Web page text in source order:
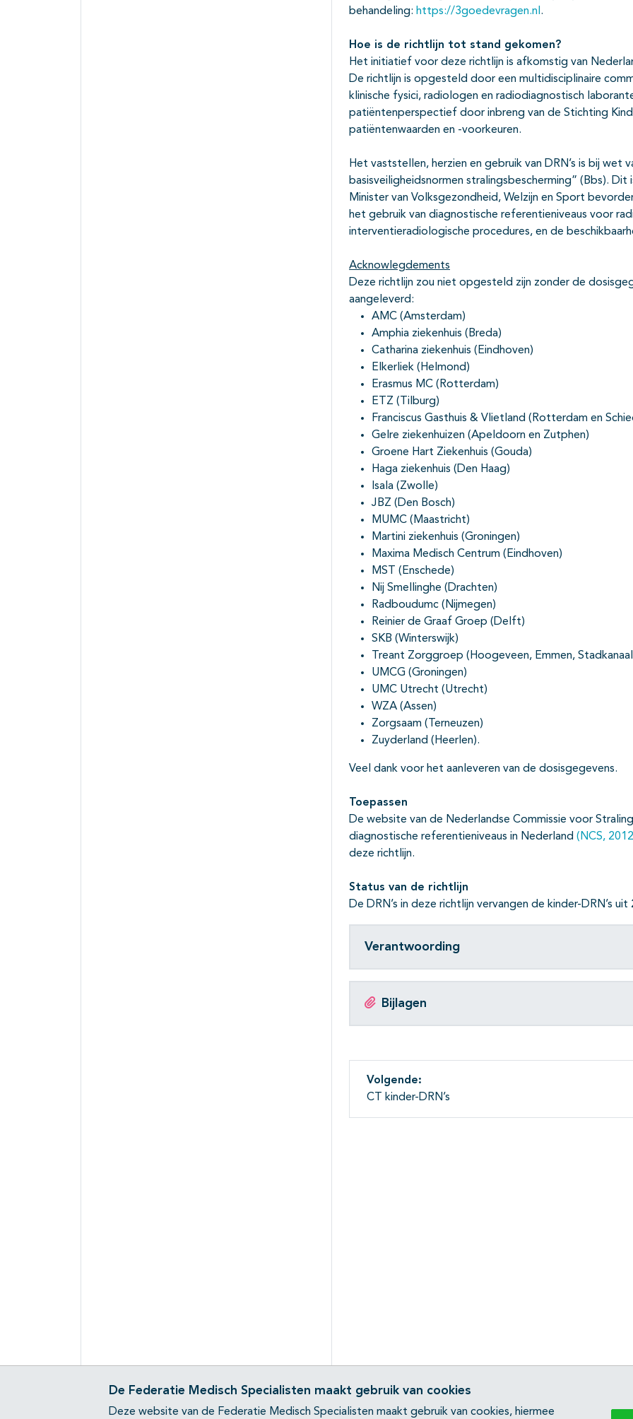
behandeling: https://3goedevragen.nl.
Hoe is de richtlijn tot stand gekomen?
Het initiatief voor deze richtlijn is afkomstig van
De richtlijn is opgesteld door een multidisciplinaire
klinische fysici, radiologen en radiodiagnostisch
patiëntenperspectief door inbreng van de Stichting Kind
patiëntenwaarden en -voorkeuren.
Het vaststellen, herzien en gebruik van DRN’s is bij wet
basisveiligheidsnormen stralingsbescherming” (Bbs). Dit
Minister van Volksgezondheid, Welzijn en Sport
het gebruik van diagnostische referentieniveaus voor
interventieradiologische procedures, en de
Acknowlegdements
Deze richtlijn zou niet opgesteld zijn zonder de
aangeleverd:
AMC (Amsterdam)
Amphia ziekenhuis (Breda)
Catharina ziekenhuis (Eindhoven)
Elkerliek (Helmond)
Erasmus MC (Rotterdam)
ETZ (Tilburg)
Franciscus Gasthuis & Vlietland (Rotterdam en
Gelre ziekenhuizen (Apeldoorn en Zutphen)
Groene Hart Ziekenhuis (Gouda)
Haga ziekenhuis (Den Haag)
Isala (Zwolle)
JBZ (Den Bosch)
MUMC (Maastricht)
Martini ziekenhuis (Groningen)
Maxima Medisch Centrum (Eindhoven)
MST (Enschede)
Nij Smellinghe (Drachten)
Radboudumc (Nijmegen)
Reinier de Graaf Groep (Delft)
SKB (Winterswijk)
Treant Zorggroep (Hoogeveen, Emmen,
UMCG (Groningen)
UMC Utrecht (Utrecht)
WZA (Assen)
Zorgsaam (Terneuzen)
Zuyderland (Heerlen).
Veel dank voor het aanleveren van de dosisgegevens.
Toepassen
De website van de Nederlandse Commissie voor
diagnostische referentieniveaus in Nederland (NCS,
deze richtlijn.
Status van de richtlijn
De DRN’s in deze richtlijn vervangen de kinder-DRN’s
Verantwoording
Bijlagen
Volgende:
CT kinder-DRN’s
De Federatie Medisch Specialisten maakt gebruik van cookies
Deze website van de Federatie Medisch Specialisten maakt gebruik van cookies, hiermee